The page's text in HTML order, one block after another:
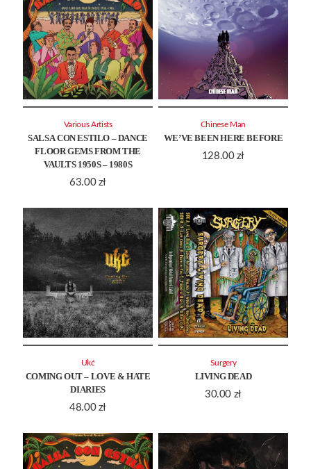
SALSA CON ESTILO – DANCE
FLOOR GEMS FROM THE
VAULTS 1950S – 1980S
63.00 zł
Various Artists
WE’VE BEEN HERE BEFORE
128.00 zł
Chinese Man
COMING OUT – LOVE & HATE
DIARIES
48.00 zł
Ukć
LIVING DEAD
30.00 zł
Surgery